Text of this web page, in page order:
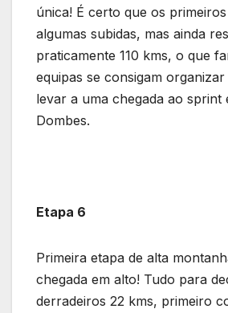
única! É certo que os
algumas subidas, mas ainda
praticamente 110 kms, o que
equipas se consigam
levar a uma chegada ao sprint
Dombes.
Etapa 6
Primeira etapa de alta
chegada em alto! Tudo para
derradeiros 22 kms, primeiro